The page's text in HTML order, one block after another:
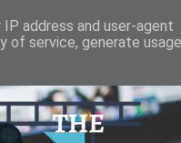
address and user-agent
of service, generate usage